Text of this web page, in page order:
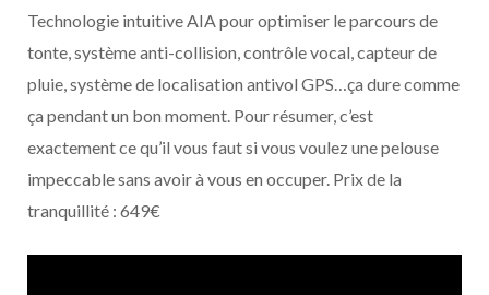
Technologie intuitive AIA pour optimiser le parcours de
tonte, système anti-collision, contrôle vocal, capteur de
pluie, système de localisation antivol GPS…ça dure comme
ça pendant un bon moment. Pour résumer, c’est
exactement ce qu’il vous faut si vous voulez une pelouse
impeccable sans avoir à vous en occuper. Prix de la
tranquillité : 649€